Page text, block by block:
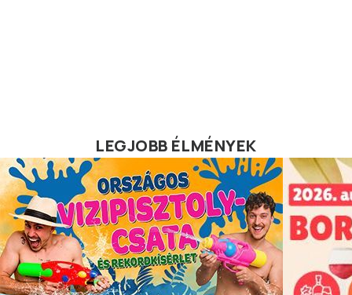
LEGJOBB ÉLMÉNYEK